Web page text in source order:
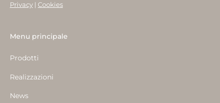
Privacy | Cookies
Menu principale
Prodotti
Realizzazioni
News